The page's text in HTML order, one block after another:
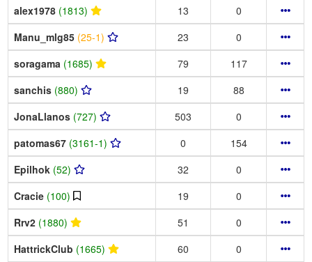
alex1978 (1813) 13
0
Manu_mlg85 (25-1) 23
0
soragama (1685) 79
117
sanchis (880) 19
88
JonaLlanos (727) 503
0
patomas67 (3161-1) 0
154
Epilhok (52) 32
0
Cracie (100) 19
0
Rrv2 (1880) 51
0
HattrickClub (1665) 60
0